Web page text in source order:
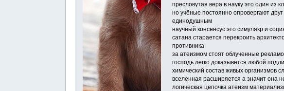
пресловутая вера в науку это один из
но учёные постоянно опровергают
единодушным
научный консенсус это симулякр и
сатана старается перекроить
противника
за атеизмом стоят облученные
господь легко доказывется любой
химический состав живых организмов
вселенная расширяется а значит она
логическая цепочка атеизм